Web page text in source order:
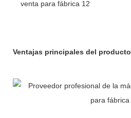
Ventajas principales del producto